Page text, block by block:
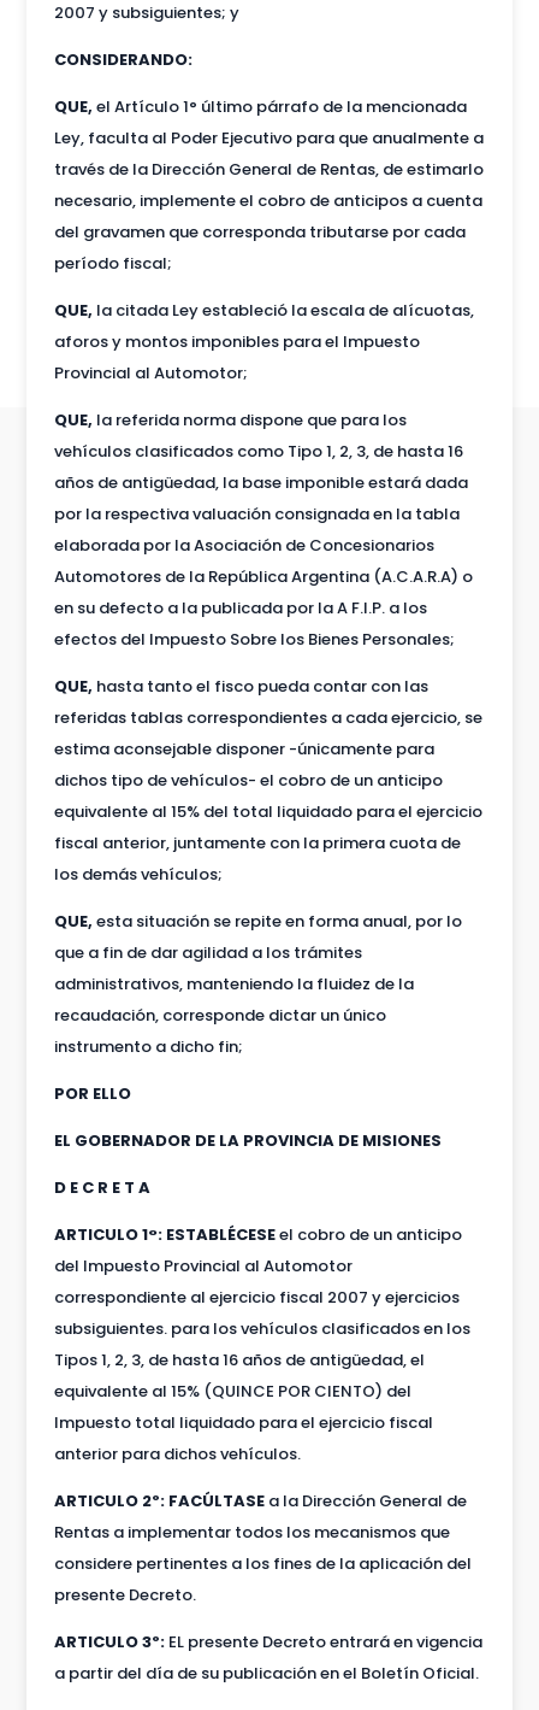
2007 y subsiguientes; y
CONSIDERANDO:
QUE, el Artículo 1° último párrafo de la mencionada
Ley, faculta al Poder Ejecutivo para que anualmente a
través de la Dirección General de Rentas, de estimarlo
necesario, implemente el cobro de anticipos a cuenta
del gravamen que corresponda tributarse por cada
período fiscal;
QUE, la citada Ley estableció la escala de alícuotas,
aforos y montos imponibles para el Impuesto
Provincial al Automotor;
QUE, la referida norma dispone que para los
vehículos clasificados como Tipo 1, 2, 3, de hasta 16
años de antigüedad, la base imponible estará dada
por la respectiva valuación consignada en la tabla
elaborada por la Asociación de Concesionarios
Automotores de la República Argentina (A.C.A.R.A) o
en su defecto a la publicada por la A F.I.P. a los
efectos del Impuesto Sobre los Bienes Personales;
QUE, hasta tanto el fisco pueda contar con las
referidas tablas correspondientes a cada ejercicio, se
estima aconsejable disponer -únicamente para
dichos tipo de vehículos- el cobro de un anticipo
equivalente al 15% del total liquidado para el ejercicio
fiscal anterior, juntamente con la primera cuota de
los demás vehículos;
QUE, esta situación se repite en forma anual, por lo
que a fin de dar agilidad a los trámites
administrativos, manteniendo la fluidez de la
recaudación, corresponde dictar un único
instrumento a dicho fin;
POR ELLO
EL GOBERNADOR DE LA PROVINCIA DE MISIONES
D E C R E T A
ARTICULO 1°: ESTABLÉCESEel cobro de un anticipo
del Impuesto Provincial al Automotor
correspondiente al ejercicio fiscal 2007 y ejercicios
subsiguientes. para los vehículos clasificados en los
Tipos 1, 2, 3, de hasta 16 años de antigüedad, el
equivalente al 15% (QUINCE POR CIENTO) del
Impuesto total liquidado para el ejercicio fiscal
anterior para dichos vehículos.
ARTICULO 2º: FACÚLTASEa la Dirección General de
Rentas a implementar todos los mecanismos que
considere pertinentes a los fines de la aplicación del
presente Decreto.
ARTICULO 3º:EL presente Decreto entrará en vigencia
a partir del día de su publicación en el Boletín Oficial.